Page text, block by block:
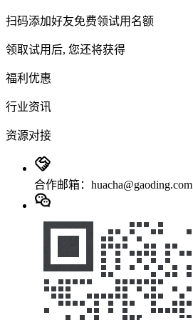
扫码添加好友免费领试用名额
领取试用后, 您还将获得
福利优惠
行业资讯
资源对接
合作邮箱：huacha@gaoding.com